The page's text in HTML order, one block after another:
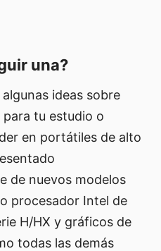
una?
ideas sobre
tu estudio o
en portátiles de alto
de nuevos modelos
procesador Intel de
H/HX y gráficos de
todas las demás